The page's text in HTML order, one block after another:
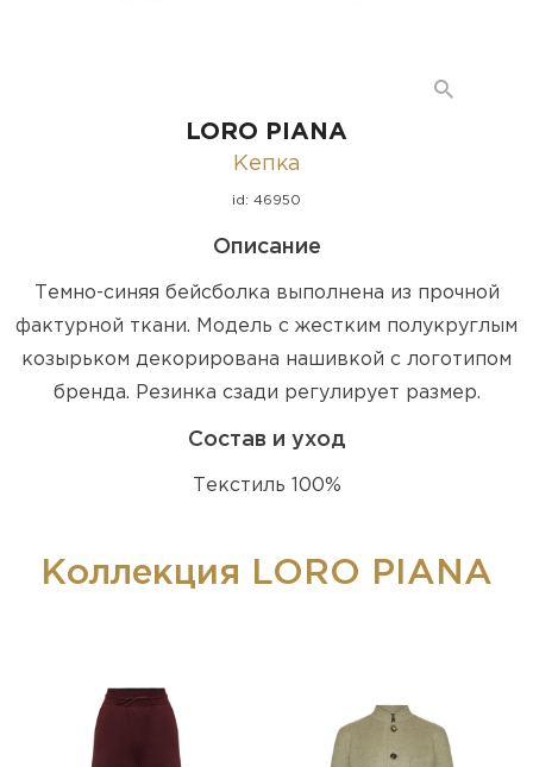
LORO PIANA
Кепка
id: 46950
Описание
Темно-синяя бейсболка выполнена из прочной
фактурной ткани. Модель с жестким полукруглым
козырьком декорирована нашивкой с логотипом
бренда. Резинка сзади регулирует размер.
Состав и уход
Текстиль 100%
Коллекция LORO PIANA